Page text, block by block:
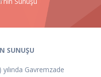
SUNUŞU
Gavremzade